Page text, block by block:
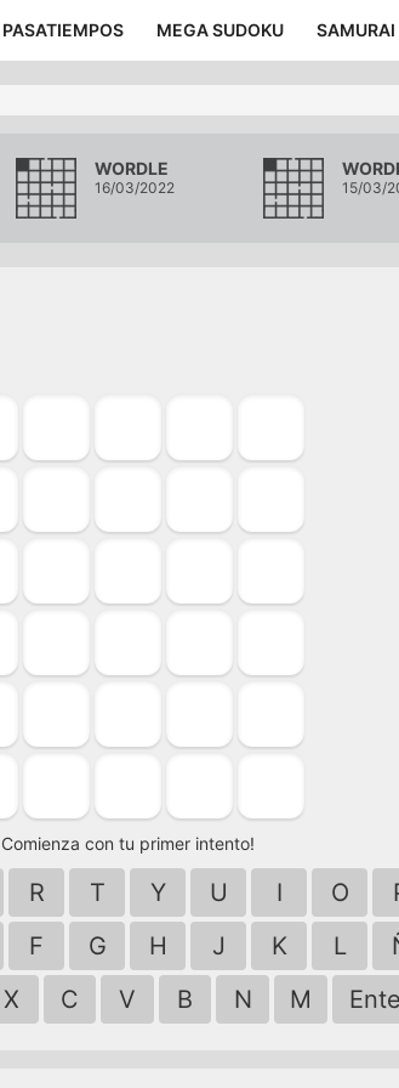
PASATIEMPOS MEGA SUDOKU SAMURAI
WORDLE
16/03/2022 15/03/
Comienza con tu primer intento!
R T Y U I O
F G H J K L
X C V B N M